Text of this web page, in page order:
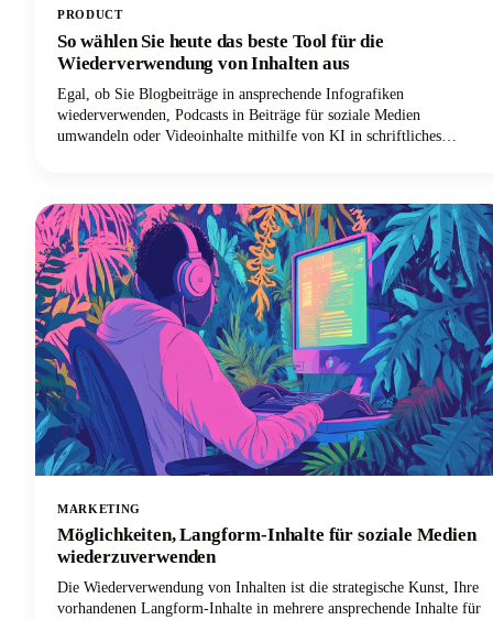
PRODUCT
So wählen Sie heute das beste Tool für die
Wiederverwendung von Inhalten aus
Egal, ob Sie Blogbeiträge in ansprechende Infografiken
wiederverwenden, Podcasts in Beiträge für soziale Medien
umwandeln oder Videoinhalte mithilfe von KI in schriftliches
Inhaltsvariationen generieren können, bis hin zu speziellen
Lösungen, die sich durch bestimmte Aufgaben der
Wiederverwendung auszeichnen.
MARKETING
Möglichkeiten, Langform-Inhalte für soziale Medien
wiederzuverwenden
Die Wiederverwendung von Inhalten ist die strategische Kunst, Ihre
vorhandenen Langform-Inhalte in mehrere ansprechende Inhalte für